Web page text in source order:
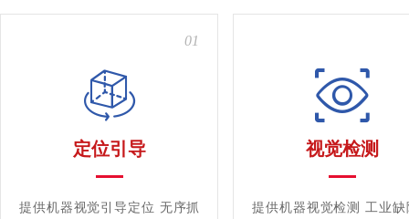
01
定位引导
提供机器视觉引导定位 无序抓
视觉检测
提供机器视觉检测 工业缺